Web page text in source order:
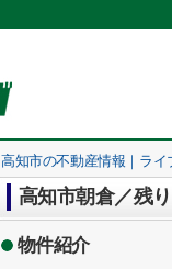
高知市の不動産情報｜ライ
高知市朝倉／残
物件紹介